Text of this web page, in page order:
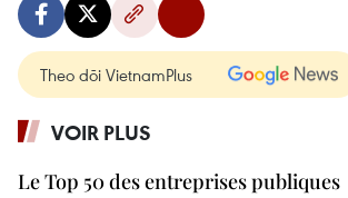
Theo dõi VietnamPlus
VOIR PLUS
Le Top 50 des entreprises publiques